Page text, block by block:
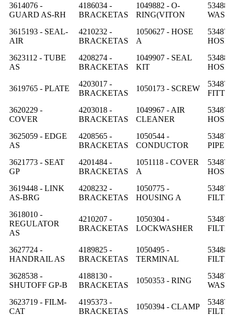
3614076 -
GUARD AS-RH
4186034 -
BRACKETAS
1049882 - O-
RING(VITON
3615193 - SEAL-
AIR
4210232 -
BRACKETAS
1050627 - HOSE
A
HOSE
3623112 - TUBE
AS
4208274 -
BRACKETAS
1049907 - SEAL
KIT
HOSE
3619765 - PLATE
4203017 -
BRACKETAS
1050173 - SCREW
3620229 -
COVER
4203018 -
BRACKETAS
1049967 - AIR
CLEANER
HOSE
3625059 - EDGE
AS
4208565 -
BRACKETAS
1050544 -
CONDUCTOR
PIPE
3621773 - SEAT
GP
4201484 -
BRACKETAS
1051118 - COVER
A
HOSE
3619448 - LINK
AS-BRG
4208232 -
BRACKETAS
1050775 -
HOUSING A
3618010 -
REGULATOR
AS
4210207 -
BRACKETAS
1050304 -
LOCKWASHER
3627724 -
HANDRAIL AS
4189825 -
BRACKETAS
1050495 -
TERMINAL
3628538 -
SHUTOFF GP-B
4188130 -
BRACKETAS
1050353 - RING
3623719 - FILM-
CAT
4195373 -
BRACKETAS
1050394 - CLAMP